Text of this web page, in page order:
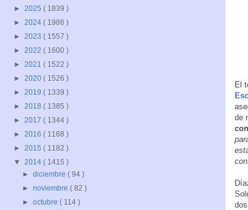
El
de
► 2025 ( 1839 )
► 2024 ( 1986 )
► 2023 ( 1557 )
► 2022 ( 1600 )
► 2021 ( 1522 )
► 2020 ( 1526 )
► 2019 ( 1339 )
► 2018 ( 1385 )
► 2017 ( 1344 )
► 2016 ( 1168 )
► 2015 ( 1182 )
▼ 2014 ( 1415 )
►diciembre( 94 )
►noviembre( 82 )
►octubre( 114 )